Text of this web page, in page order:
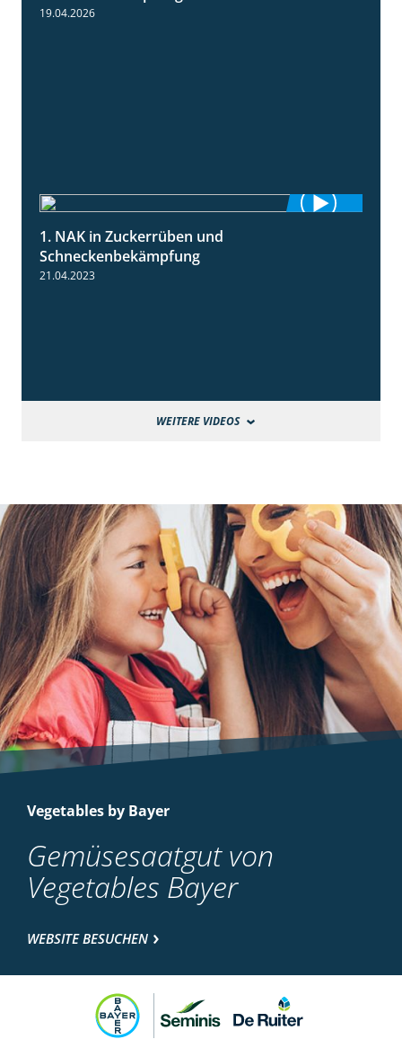
19.04.2026
1. NAK in Zuckerrüben und
Schneckenbekämpfung
21.04.2023
WEITERE VIDEOS
Vegetables by Bayer
Gemüsesaatgut von
Vegetables Bayer
WEBSITE BESUCHEN